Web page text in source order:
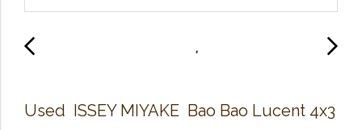
Used IS​S​E​Y​ M​IY​A​K​E Bao​ Bao​ Lucent 4x3